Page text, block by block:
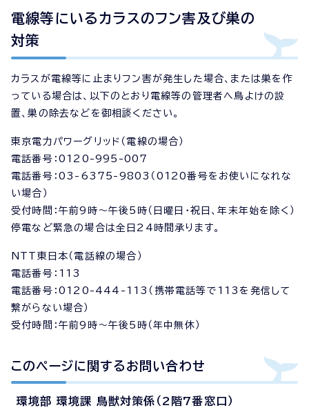
電線等にいるカラスのフン害及び巣の
対策
カラスが電線等に止まりフン害が発生した場合、または巣を作
っている場合は、以下のとおり電線等の管理者へ鳥よけの設
置、巣の除去などを御相談ください。
東京電力パワーグリッド（電線の場合）
電話番号：0120-995-007
電話番号：03-6375-9803（0120番号をお使いになれな
い場合）
受付時間：午前9時～午後5時（日曜日・祝日、年末年始を除く）
停電など緊急の場合は全日24時間承ります。
NTT東日本（電話線の場合）
電話番号：113
電話番号：0120-444-113（携帯電話等で113を発信して
繋がらない場合）
受付時間：午前9時～午後5時（年中無休）
このページに関する お問い合わせ
環境部 環境課 鳥獣対策係（2階7番窓口）